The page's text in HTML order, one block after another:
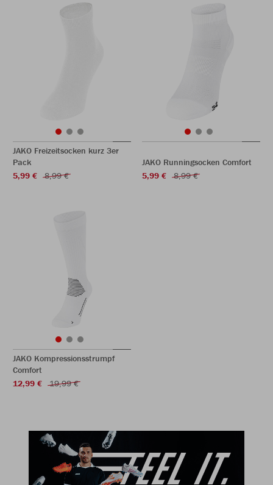
JAKO Freizeitsocken kurz 3er
Pack
5,99 €
8,99 €
JAKO Runningsocken Comfort
5,99 €
8,99 €
JAKO Kompressionsstrumpf
Comfort
12,99 €
19,99 €